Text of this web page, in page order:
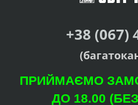
+38 (067)
ПРИЙМАЄМО
ДО 18.00